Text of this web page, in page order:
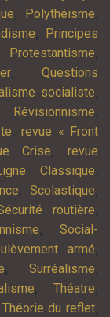
, Polythéisme,
,
Principes
, Protestantisme,
,Questions
socialiste,
Révisionnisme,
,revue « Front
Crise, revue
Classique,
, Scolastique,
routière,
,Social-
armé,
,Surréalisme,
,Théatre,
Théorie du reflet,